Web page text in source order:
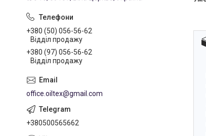
+380 (50) 056-56-62
Відділ продажу
+380 (97) 056-56-62
Відділ продажу
office.oiltex@gmail.com
+380500565662